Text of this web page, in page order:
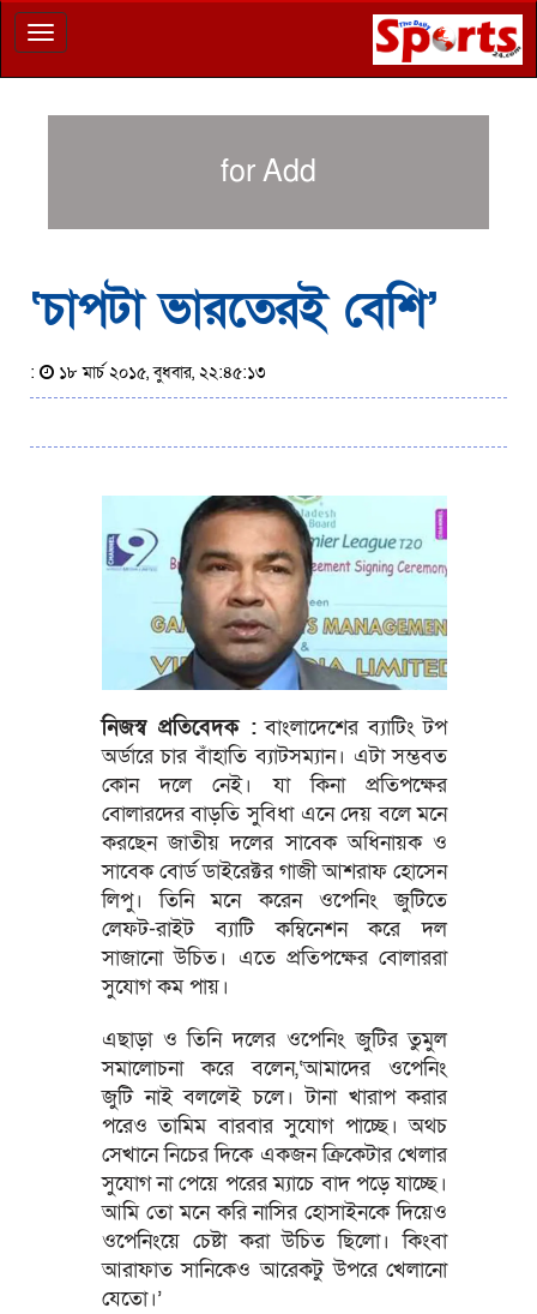
Toggle
navigation
for Add
‘চাপটা ভারতেরই বেশি’
: ১৮ মার্চ ২০১৫, বুধবার, ২২:৪৫:১৩
নিজস্ব প্রতিবেদক :বাংলাদেশের ব্যাটিং টপ
অর্ডারে চার বাঁহাতি ব্যাটসম্যান। এটা সম্ভবত
কোন দলে নেই। যা কিনা প্রতিপক্ষের
বোলারদের বাড়তি সুবিধা এনে দেয় বলে মনে
করছেন জাতীয় দলের সাবেক অধিনায়ক ও
সাবেক বোর্ড ডাইরেক্টর গাজী আশরাফ হোসেন
লিপু। তিনি মনে করেন ওপেনিং জুটিতে
লেফট-রাইট ব্যাটি কম্বিনেশন করে দল
সাজানো উচিত। এতে প্রতিপক্ষের বোলাররা
সুযোগ কম পায়।
এছাড়া ও তিনি দলের ওপেনিং জুটির তুমুল
সমালোচনা করে বলেন,‘আমাদের ওপেনিং
জুটি নাই বললেই চলে। টানা খারাপ করার
পরেও তামিম বারবার সুযোগ পাচ্ছে। অথচ
সেখানে নিচের দিকে একজন ক্রিকেটার খেলার
সুযোগ না পেয়ে পরের ম্যাচে বাদ পড়ে যাচ্ছে।
আমি তো মনে করি নাসির হোসাইনকে দিয়েও
ওপেনিংয়ে চেষ্টা করা উচিত ছিলো। কিংবা
আরাফাত সানিকেও আরেকটু উপরে খেলানো
যেতো।’